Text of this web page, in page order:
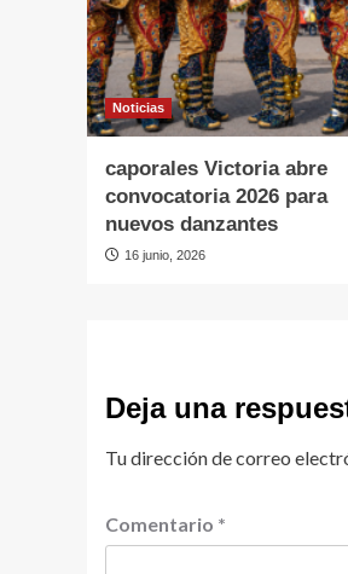
Noticias
caporales Victoria abre
convocatoria 2026 para
nuevos danzantes
16 junio, 2026
Deja una
Tu dirección de correo
Comentario *